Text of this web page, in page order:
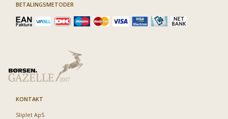
BETALINGSMETODER
KONTAKT
Sliplet ApS